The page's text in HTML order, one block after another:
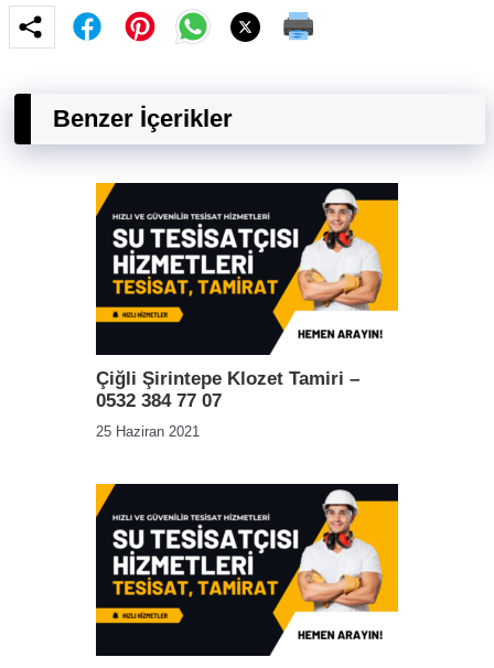
Benzer İçerikler
Çiğli Şirintepe Klozet Tamiri –
0532 384 77 07
25 Haziran 2021